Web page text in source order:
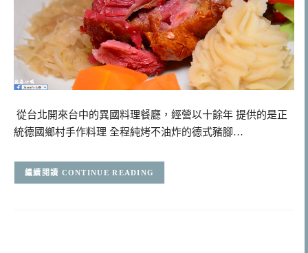
從台北開來台中的異國料理餐廳，經營以十餘年 提供的是正
統德國鄉村手作料理 全程純烤不油炸的德式豬腳…
CONTINUE READING